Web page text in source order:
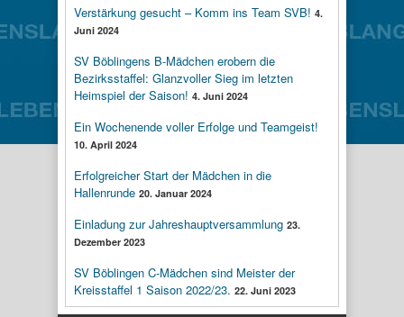
Verstärkung gesucht – Komm ins Team SVB! 4.
Juni 2024
SV Böblingens B-Mädchen erobern die
Bezirksstaffel: Glanzvoller Sieg im letzten
Heimspiel der Saison! 4. Juni 2024
Ein Wochenende voller Erfolge und Teamgeist!
10. April 2024
Erfolgreicher Start der Mädchen in die
Hallenrunde 20. Januar 2024
Einladung zur Jahreshauptversammlung 23.
Dezember 2023
SV Böblingen C-Mädchen sind Meister der
Kreisstaffel 1 Saison 2022/23. 22. Juni 2023